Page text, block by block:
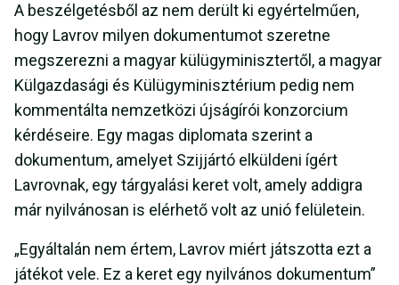
A beszélgetésből az nem derült ki egyértelműen,
hogy Lavrov milyen dokumentumot szeretne
megszerezni a magyar külügyminisztertől, a magyar
Külgazdasági és Külügyminisztérium pedig nem
kommentálta nemzetközi újságírói konzorcium
kérdéseire. Egy magas diplomata szerint a
dokumentum, amelyet Szijjártó elküldeni ígért
Lavrovnak, egy tárgyalási keret volt, amely addigra
már nyilvánosan is elérhető volt az unió felületein.
„Egyáltalán nem értem, Lavrov miért játszotta ezt a
játékot vele. Ez a keret egy nyilvános dokumentum”